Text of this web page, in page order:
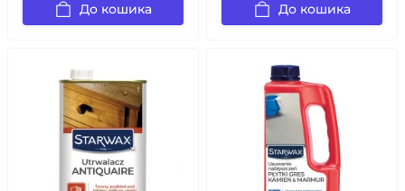
До кошика До кошика